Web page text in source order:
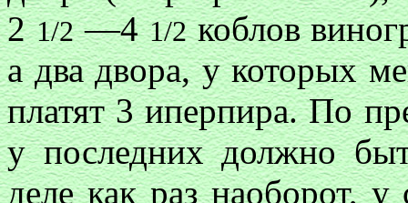
21/2—41/2коблов
а два двора, у которых
платят 3 иперпира. По
у последних должно
деле как раз наоборот,